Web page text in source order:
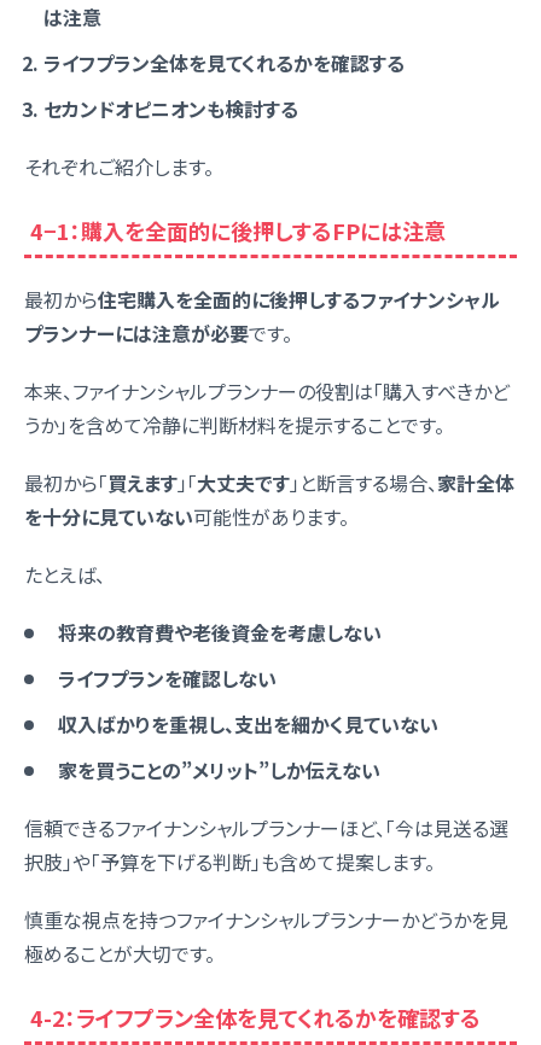
は注意
ライフプラン全体を見てくれるかを確認する
セカンドオピニオンも検討する
それぞれご紹介します。
4−1：購入を全面的に後押しするFPには注意
最初から住宅購入を全面的に後押しするファイナンシャル
プランナーには注意が必要です。
本来、ファイナンシャルプランナーの役割は「購入すべきかど
うか」を含めて冷静に判断材料を提示することです。
最初から「買えます」「大丈夫です」と断言する場合、家計全体
を十分に見ていない可能性があります。
たとえば、
将来の教育費や老後資金を考慮しない
ライフプランを確認しない
収入ばかりを重視し、支出を細かく見ていない
家を買うことの”メリット”しか伝えない
信頼できるファイナンシャルプランナーほど、「今は見送る選
択肢」や「予算を下げる判断」も含めて提案します。
慎重な視点を持つファイナンシャルプランナーかどうかを見
極めることが大切です。
4-2：ライフプラン全体を見てくれるかを確認する